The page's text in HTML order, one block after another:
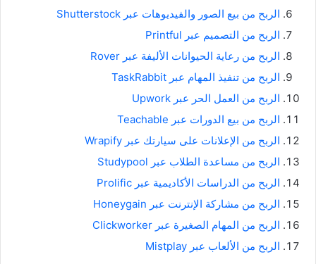
الربح من بيع الصور والفيديوهات عبر Shutterstock
الربح من التصميم عبر Printful
الربح من رعاية الحيوانات الأليفة عبر Rover
الربح من تنفيذ المهام عبر TaskRabbit
الربح من العمل الحر عبر Upwork
الربح من بيع الدورات عبر Teachable
الربح من الإعلانات على سيارتك عبر Wrapify
الربح من مساعدة الطلاب عبر Studypool
الربح من الدراسات الأكاديمية عبر Prolific
الربح من مشاركة الإنترنت عبر Honeygain
الربح من المهام الصغيرة عبر Clickworker
الربح من الألعاب عبر Mistplay